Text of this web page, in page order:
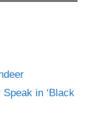
in ‘Black